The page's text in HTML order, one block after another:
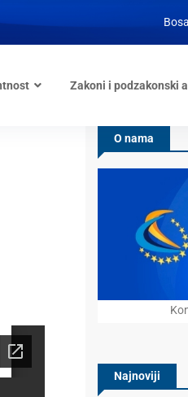
Zakoni i podzakonski
O nama
Najnoviji